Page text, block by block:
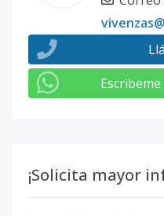
¡Solicita mayor